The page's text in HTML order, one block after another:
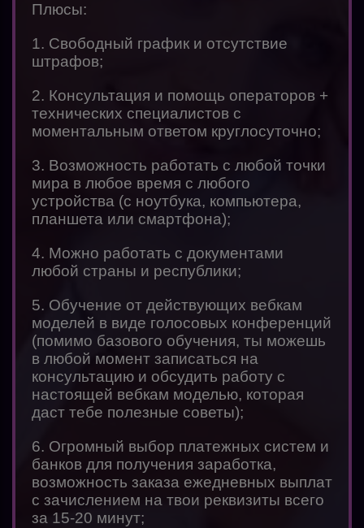
Плюсы:
1. Свободный график и отсутствие
штрафов;
2. Консультация и помощь операторов +
технических специалистов с
моментальным ответом круглосуточно;
3. Возможность работать с любой точки
мира в любое время с любого
устройства (с ноутбука, компьютера,
планшета или смартфона);
4. Можно работать с документами
любой страны и республики;
5. Обучение от действующих вебкам
моделей в виде голосовых конференций
(помимо базового обучения, ты можешь
в любой момент записаться на
консультацию и обсудить работу с
настоящей вебкам моделью, которая
даст тебе полезные советы);
6. Огромный выбор платежных систем и
банков для получения заработка,
возможность заказа ежедневных выплат
с зачислением на твои реквизиты всего
за 15-20 минут;